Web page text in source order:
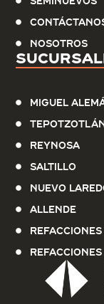
Miguel
Reynosa
Saltillo
Nuevo
Allende
Nosotros